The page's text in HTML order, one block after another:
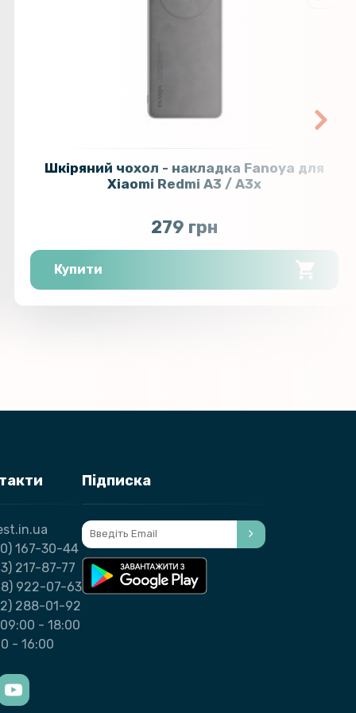
Шкіряний чохол - накладка Fanoya для
Xiaomi Redmi A3 / A3x
279 грн
Купити
167-30-44
217-87-77
922-07-63
288-01-92
- 18:00
- 16:00
Підписка